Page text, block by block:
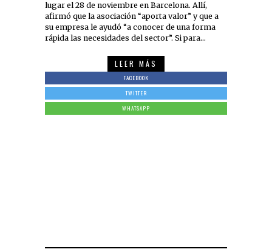
lugar el 28 de noviembre en Barcelona. Allí,
afirmó que la asociación “aporta valor” y que a
su empresa le ayudó “a conocer de una forma
rápida las necesidades del sector”. Si para…
LEER MÁS
FACEBOOK
TWITTER
WHATSAPP